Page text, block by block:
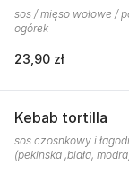
sos / mięso wołowe /
ogórek
23,90 zł
Kebab tortilla
sos czosnkowy i
(pekinska ,biała,